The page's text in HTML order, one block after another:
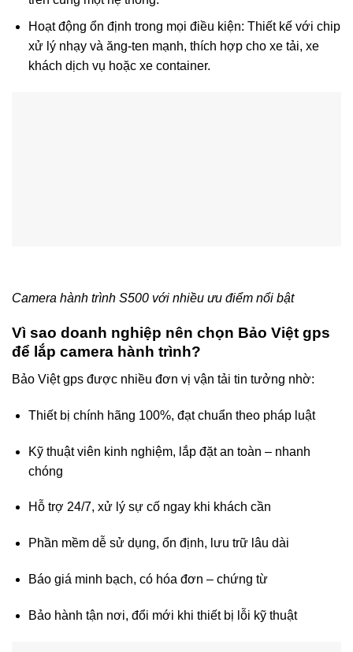
Hoạt động ổn định trong mọi điều kiện: Thiết kế với chip
xử lý nhạy và ăng-ten mạnh, thích hợp cho xe tải, xe
khách dịch vụ hoặc xe container.
Camera hành trình S500 với nhiều ưu điểm nổi bật
Vì sao doanh nghiệp nên chọn Bảo Việt gps
để lắp camera hành trình?
Bảo Việt gps được nhiều đơn vị vận tải tin tưởng nhờ:
Thiết bị chính hãng 100%, đạt chuẩn theo pháp luật
Kỹ thuật viên kinh nghiệm, lắp đặt an toàn – nhanh
chóng
Hỗ trợ 24/7, xử lý sự cố ngay khi khách cần
Phần mềm dễ sử dụng, ổn định, lưu trữ lâu dài
Báo giá minh bạch, có hóa đơn – chứng từ
Bảo hành tận nơi, đổi mới khi thiết bị lỗi kỹ thuật